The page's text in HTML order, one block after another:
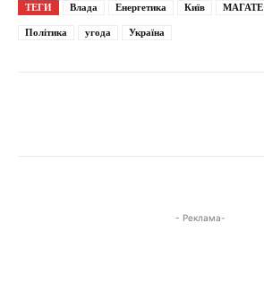
ТЕГИ Влада Енергетика Київ МАГАТЕ
Політика угода Україна
- Реклама-